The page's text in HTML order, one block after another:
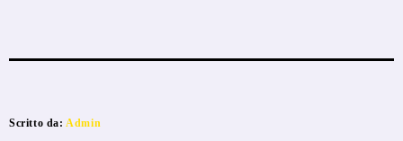
Scritto da:Admin